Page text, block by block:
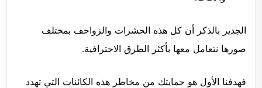
الجدير بالذكر أن كل هذه الحشرات والزواحف بمختلف
صورها نتعامل معها بأكثر الطرق الاحترافية.
فهدفنا الأول هو حمايتك من مخاطر هذه الكائنات التي تهدد